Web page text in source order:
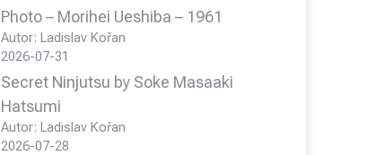
Photo – Morihei Ueshiba – 1961
Autor: Ladislav Kořan
2026-07-31
Secret Ninjutsu by Soke Masaaki
Hatsumi
Autor: Ladislav Kořan
2026-07-28